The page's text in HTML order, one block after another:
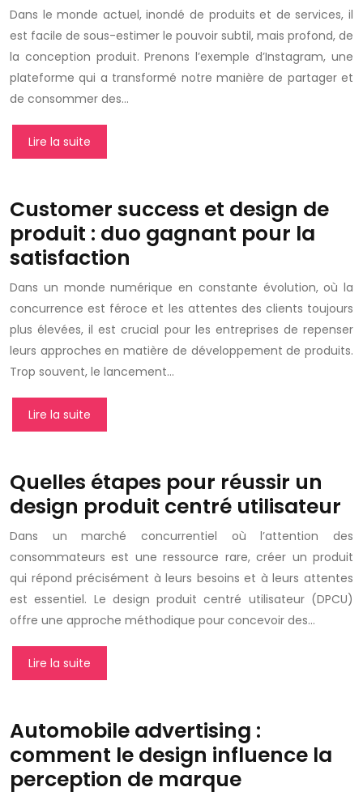
Dans le monde actuel, inondé de produits et de services, il
est facile de sous-estimer le pouvoir subtil, mais profond, de
la conception produit. Prenons l’exemple d’Instagram, une
plateforme qui a transformé notre manière de partager et
de consommer des…
Lire la suite
Customer success et design de
produit : duo gagnant pour la
satisfaction
Dans un monde numérique en constante évolution, où la
concurrence est féroce et les attentes des clients toujours
plus élevées, il est crucial pour les entreprises de repenser
leurs approches en matière de développement de produits.
Trop souvent, le lancement…
Lire la suite
Quelles étapes pour réussir un
design produit centré utilisateur
Dans un marché concurrentiel où l’attention des
consommateurs est une ressource rare, créer un produit
qui répond précisément à leurs besoins et à leurs attentes
est essentiel. Le design produit centré utilisateur (DPCU)
offre une approche méthodique pour concevoir des…
Lire la suite
Automobile advertising :
comment le design influence la
perception de marque